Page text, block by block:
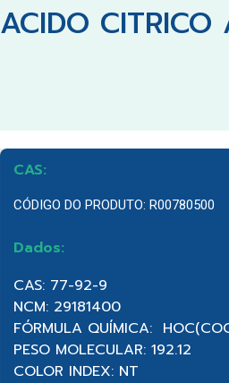
ACIDO
CAS:
CÓDIGO DO PRODUTO: R00780500
Dados:
CAS: 77-92-9
NCM: 29181400
FÓRMULA QUÍMICA:
PESO MOLECULAR: 192.12
COLOR INDEX: NT